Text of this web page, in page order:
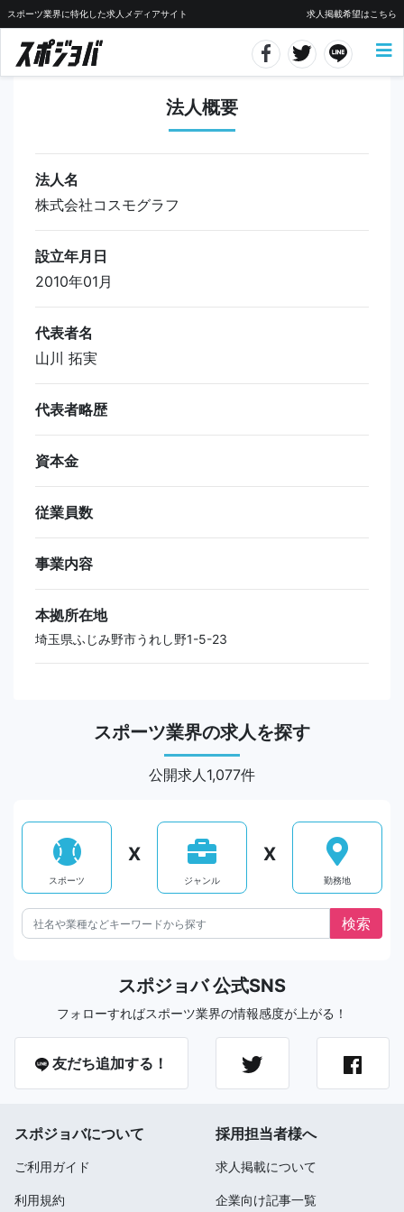
スポーツ業界に特化した求人メディアサイト 求人掲載希望はこちら
法人概要
法人名
株式会社コスモグラフ
設立年月日
2010年01月
代表者名
山川 拓実
代表者略歴
資本金
従業員数
事業内容
本拠所在地
埼玉県ふじみ野市うれし野1-5-23
スポーツ業界の求人を探す
公開求人1,077件
スポーツ
X
ジャンル
X
勤務地
スポジョバ 公式SNS
フォローすればスポーツ業界の情報感度が上がる！
友だち追加する！
スポジョバについて
ご利用ガイド
利用規約
採用担当者様へ
求人掲載について
企業向け記事一覧